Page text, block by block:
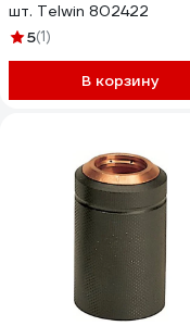
шт. Telwin 802422
5(1)
В корзину